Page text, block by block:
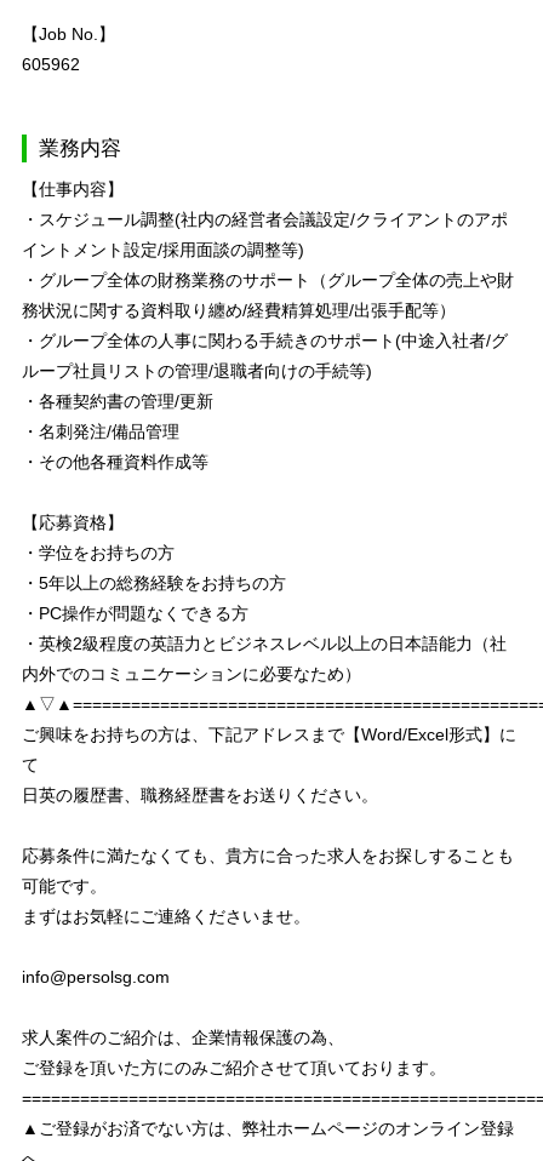
【Job No.】
605962
業務内容
【仕事内容】
・スケジュール調整(社内の経営者会議設定/クライアントのアポ
イントメント設定/採用面談の調整等)
・グループ全体の財務業務のサポート（グループ全体の売上や財
務状況に関する資料取り纏め/経費精算処理/出張手配等）
・グループ全体の人事に関わる手続きのサポート(中途入社者/グ
ループ社員リストの管理/退職者向けの手続等)
・各種契約書の管理/更新
・名刺発注/備品管理
・その他各種資料作成等
【応募資格】
・学位をお持ちの方
・5年以上の総務経験をお持ちの方
・PC操作が問題なくできる方
・英検2級程度の英語力とビジネスレベル以上の日本語能力（社
内外でのコミュニケーションに必要なため）
ご興味をお持ちの方は、下記アドレスまで【Word/Excel形式】に
て
日英の履歴書、職務経歴書をお送りください。
応募条件に満たなくても、貴方に合った求人をお探しすることも
可能です。
まずはお気軽にご連絡くださいませ。
info@persolsg.com
求人案件のご紹介は、企業情報保護の為、
ご登録を頂いた方にのみご紹介させて頂いております。
▲ご登録がお済でない方は、弊社ホームページのオンライン登録